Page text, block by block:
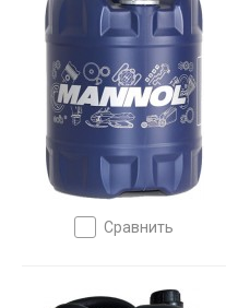
сравнить